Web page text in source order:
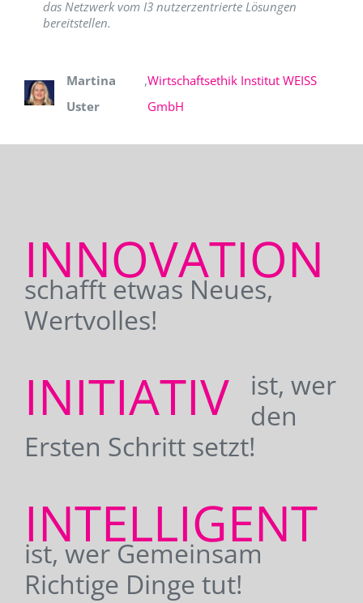
das Netzwerk vom I3 nutzerzentrierte Lösungen
bereitstellen.
Martina
Uster
,Wirtschaftsethik Institut WEISS
GmbH
INNOVATION
schafft etwas Neues,
Wertvolles!
INITIATIV
ist, wer
den
Ersten Schritt setzt!
INTELLIGENT
ist, wer Gemeinsam
Richtige Dinge tut!